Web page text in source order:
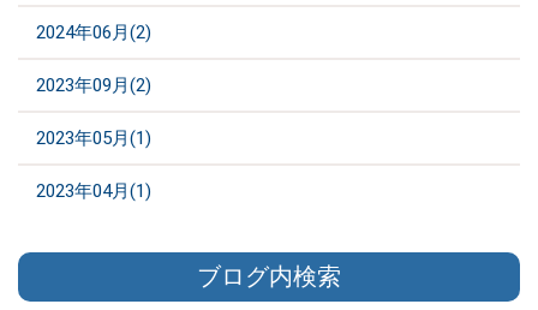
2024年06月(2)
2023年09月(2)
2023年05月(1)
2023年04月(1)
ブログ内検索